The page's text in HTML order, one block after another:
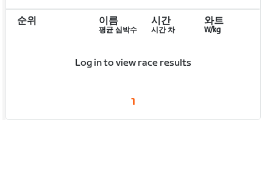
순위 이름
평균 심박수
시간
시간 차
와트
W/kg
Log in to view race results
1